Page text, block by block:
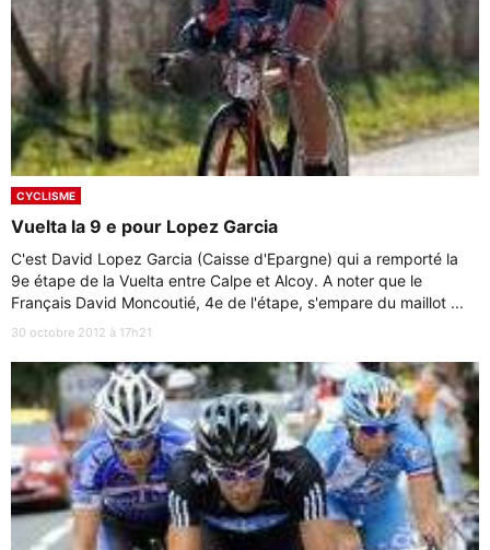
CYCLISME
Vuelta la 9 e pour Lopez Garcia
C'est David Lopez Garcia (Caisse d'Epargne) qui a remporté la
9e étape de la Vuelta entre Calpe et Alcoy. A noter que le
Français David Moncoutié, 4e de l'étape, s'empare du maillot ...
30 octobre 2012 à 17h21